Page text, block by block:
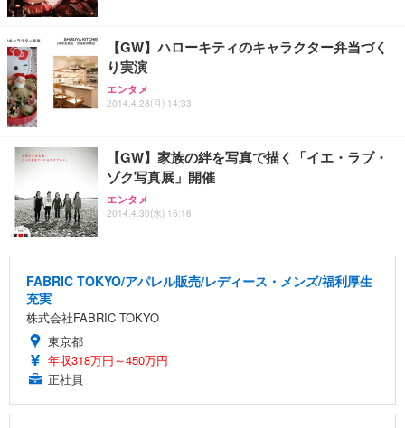
【GW】ハローキティのキャラクター弁当づく
り実演
エンタメ
2014.4.28(月) 14:33
【GW】家族の絆を写真で描く「イエ・ラブ・
ゾク写真展」開催
エンタメ
2014.4.30(水) 16:16
FABRIC TOKYO/アパレル販売/レディース・メンズ/福利厚生
充実
株式会社FABRIC TOKYO
東京都
年収318万円～450万円
正社員